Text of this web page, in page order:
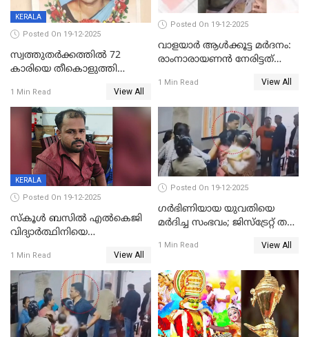
KERALA
Posted On 19-12-2025
സ്വത്തുതര്‍ക്കത്തില്‍ 72
കാരിയെ തീകൊളുത്തി
ക്രൂരകൊലപാതകത്തില്‍
സഹോദരിപുത്രന് ജീവപര്യന്തം
1 Min Read View All
Posted On 19-12-2025
വാളയാർ ആൾക്കൂട്ട മർദനം:
രാംനാരായണൻ നേരിട്ടത്
നാൽപ്പതിലേറെ
റിപ്പോർട്ട്
1 Min Read View All
KERALA
Posted On 19-12-2025
സ്കൂൾ ബസിൽ എൽകെജി
വിദ്യാര്‍ത്ഥിനിയെ
ക്ലീനര്‍ പിടിയിൽ
1 Min Read View All
Posted On 19-12-2025
ഗര്‍ഭിണിയായ യുവതിയെ
മര്‍ദിച്ച സംഭവം; ജിസ്‌ട്രേറ്റ് തല
യുവതി
1 Min Read View All